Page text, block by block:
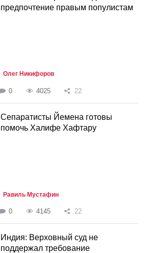
предпочтение правым популистам
Олег Никифоров
0 4025 22
Сепаратисты Йемена готовы
помочь Халифе Хафтару
Равиль Мустафин
0 4145 22
Индия: Верховный суд не
поддержал требование